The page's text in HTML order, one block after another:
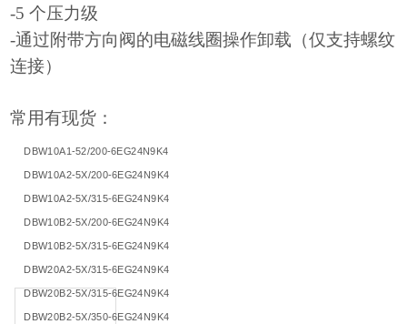
-5 个压力级
-通过附带方向阀的电磁线圈操作卸载（仅支持螺纹
连接）
常用有现货：
DBW10A1-52/200-6EG24N9K4
DBW10A2-5X/200-6EG24N9K4
DBW10A2-5X/315-6EG24N9K4
DBW10B2-5X/200-6EG24N9K4
DBW10B2-5X/315-6EG24N9K4
DBW20A2-5X/315-6EG24N9K4
DBW20B2-5X/315-6EG24N9K4
DBW20B2-5X/350-6EG24N9K4